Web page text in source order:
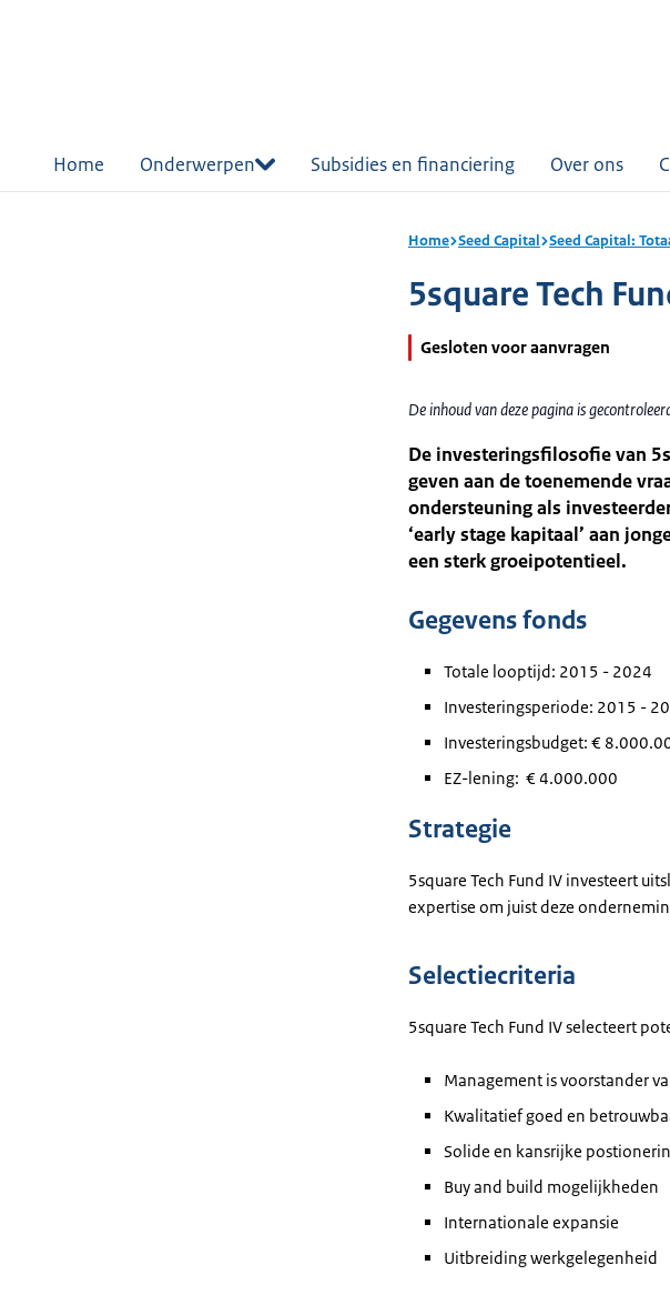
Home Onderwerpen Subsidies en financiering Over ons
Home Seed Capital Seed Capital:
5square Tech
Gesloten voor aanvragen
De inhoud van deze pagina is
De investeringsfilosofie van
geven aan de toenemende
ondersteuning als
‘early stage kapitaal’ aan
een sterk groeipotentieel.
Gegevens fonds
Totale looptijd: 2015 - 2024
Investeringsperiode: 2015 -
Investeringsbudget: €
EZ-lening: € 4.000.000
Strategie
5square Tech Fund IV investeert
expertise om juist deze
Selectiecriteria
5square Tech Fund IV selecteert
Management is voorstander
Kwalitatief goed en
Solide en kansrijke
Buy and build mogelijkheden
Internationale expansie
Uitbreiding werkgelegenheid